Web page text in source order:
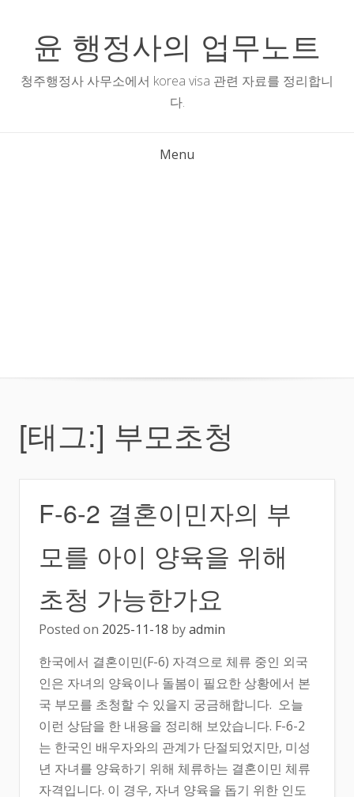
content윤 행정사의 업무노트
청주행정사 사무소에서 korea visa 관련 자료를 정리합니
다.
Menu
[태그:] 부모초청
F-6-2 결혼이민자의 부
모를 아이 양육을 위해
초청 가능한가요
Posted on 2025-11-18 byadmin
한국에서 결혼이민(F-6) 자격으로 체류 중인 외국
인은 자녀의 양육이나 돌봄이 필요한 상황에서 본
국 부모를 초청할 수 있을지 궁금해합니다. 오늘
이런 상담을 한 내용을 정리해 보았습니다. F-6-2
는 한국인 배우자와의 관계가 단절되었지만, 미성
년 자녀를 양육하기 위해 체류하는 결혼이민 체류
자격입니다. 이 경우, 자녀 양육을 돕기 위한 인도